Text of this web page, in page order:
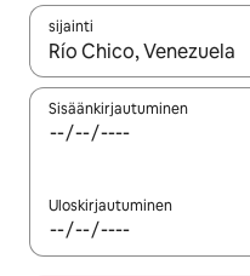
sijainti
Kun tulokset ovat
Sisäänkirjautuminen
Uloskirjautuminen